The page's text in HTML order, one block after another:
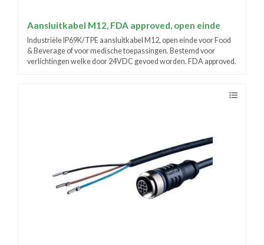
Aansluitkabel M12, FDA approved, open einde
Industriële IP69K/TPE aansluitkabel M12, open einde voor Food
& Beverage of voor medische toepassingen. Bestemd voor
verlichtingen welke door 24VDC gevoed worden. FDA approved.